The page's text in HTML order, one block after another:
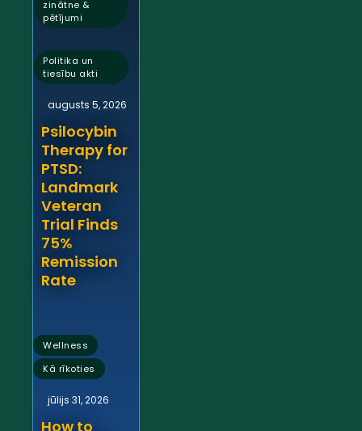
zinātne &
pētījumi
,
Politika un
tiesību akti
augusts 5, 2026
Psilocybin
Therapy for
PTSD:
Landmark
Veteran
Trial Finds
75%
Remission
Rate
Wellness ,
Kā rīkoties
jūlijs 31, 2026
How to